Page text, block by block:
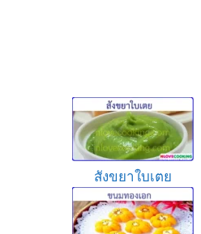
สังขยาใบเตย